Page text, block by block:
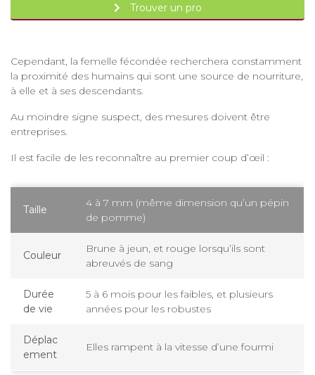
Trouver un pro
Cependant, la femelle fécondée recherchera constamment
la proximité des humains qui sont une source de nourriture,
à elle et à ses descendants.
Au moindre signe suspect, des mesures doivent être
entreprises.
Il est facile de les reconnaître au premier coup d’œil :
Taille
4 à 7 mm (même dimension qu’un pépin
de pomme)
Couleur
Brune à jeun, et rouge lorsqu’ils sont
abreuvés de sang
Durée
de vie
5 à 6 mois pour les faibles, et plusieurs
années pour les robustes
Déplac
ement
Elles rampent à la vitesse d’une fourmi